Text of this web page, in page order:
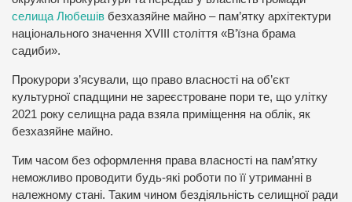
селища Любешів безхазяйне майно – пам’ятку архітектури
національного значення XVІІІ століття «В’їзна брама
садиби».
Прокурори з’ясували, що право власності на об’єкт
культурної спадщини не зареєстроване пори те, що улітку
2021 року селищна рада взяла приміщення на облік, як
безхазяйне майно.
Тим часом без оформлення права власності на пам’ятку
неможливо проводити будь-які роботи по її утриманні в
належному стані. Таким чином бездіяльність селищної ради